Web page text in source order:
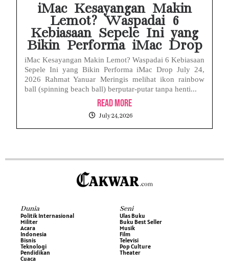
iMac Kesayangan Makin
Lemot? Waspadai 6
Kebiasaan Sepele Ini yang
Bikin Performa iMac Drop
iMac Kesayangan Makin Lemot? Waspadai 6 Kebiasaan
Sepele Ini yang Bikin Performa iMac Drop July 24,
2026 Rahmat Yanuar Meringis melihat ikon rainbow
ball (spinning beach ball) berputar-putar tanpa henti...
Read More
July 24, 2026
Dunia
Politik Internasional
Militer
Acara
Indonesia
Bisnis
Teknologi
Pendidikan
Cuaca
Seni
Ulas Buku
Buku Best Seller
Musik
Film
Televisi
Pop Culture
Theater